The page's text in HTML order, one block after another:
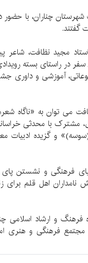
شهرستان چناران، با حضور
گفتند.
مجید نظافت، شاعر
در راستای بسته
آموزشی و داوری
می توان به «ناگاه
مشترک با محدثی
فرهنگی و نشستن
نامداران اهل قلم برای
و ارشاد اسلامی
فرهنگی و هنری